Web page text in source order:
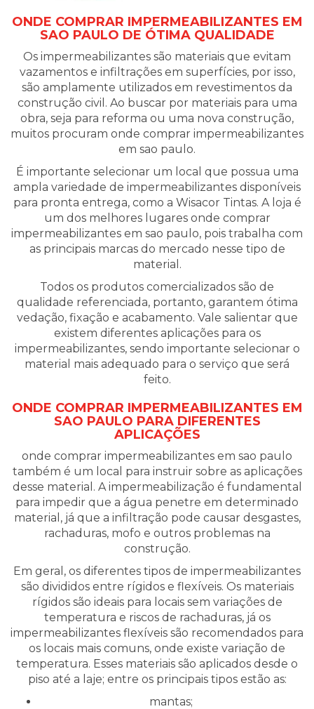
ONDE COMPRAR IMPERMEABILIZANTES EM
SAO PAULO DE ÓTIMA QUALIDADE
Os impermeabilizantes são materiais que evitam
vazamentos e infiltrações em superfícies, por isso,
são amplamente utilizados em revestimentos da
construção civil. Ao buscar por materiais para uma
obra, seja para reforma ou uma nova construção,
muitos procuram onde comprar impermeabilizantes
em sao paulo.
É importante selecionar um local que possua uma
ampla variedade de impermeabilizantes disponíveis
para pronta entrega, como a Wisacor Tintas. A loja é
um dos melhores lugares onde comprar
impermeabilizantes em sao paulo, pois trabalha com
as principais marcas do mercado nesse tipo de
material.
Todos os produtos comercializados são de
qualidade referenciada, portanto, garantem ótima
vedação, fixação e acabamento. Vale salientar que
existem diferentes aplicações para os
impermeabilizantes, sendo importante selecionar o
material mais adequado para o serviço que será
feito.
ONDE COMPRAR IMPERMEABILIZANTES EM
SAO PAULO PARA DIFERENTES
APLICAÇÕES
onde comprar impermeabilizantes em sao paulo
também é um local para instruir sobre as aplicações
desse material. A impermeabilização é fundamental
para impedir que a água penetre em determinado
material, já que a infiltração pode causar desgastes,
rachaduras, mofo e outros problemas na
construção.
Em geral, os diferentes tipos de impermeabilizantes
são divididos entre rígidos e flexíveis. Os materiais
rígidos são ideais para locais sem variações de
temperatura e riscos de rachaduras, já os
impermeabilizantes flexíveis são recomendados para
os locais mais comuns, onde existe variação de
temperatura. Esses materiais são aplicados desde o
piso até a laje; entre os principais tipos estão as:
mantas;